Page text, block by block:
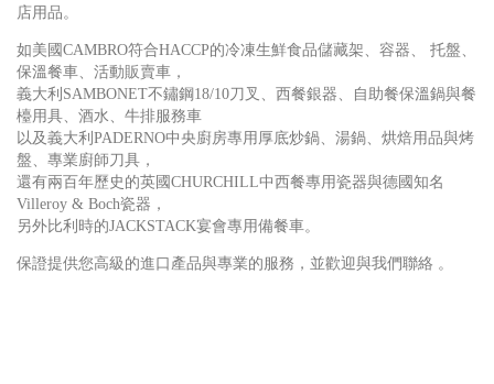
店用品。
如美國CAMBRO符合HACCP的冷凍生鮮食品儲藏架、容器、 托盤、
保溫餐車、活動販賣車，
義大利SAMBONET不鏽鋼18/10刀叉、西餐銀器、自助餐保溫鍋與餐
檯用具、酒水、牛排服務車
以及義大利PADERNO中央廚房專用厚底炒鍋、湯鍋、烘焙用品與烤
盤、專業廚師刀具，
還有兩百年歷史的英國CHURCHILL中西餐專用瓷器與德國知名
Villeroy & Boch瓷器，
另外比利時的JACKSTACK宴會專用備餐車。
保證提供您高級的進口產品與專業的服務，並歡迎與我們聯絡 。